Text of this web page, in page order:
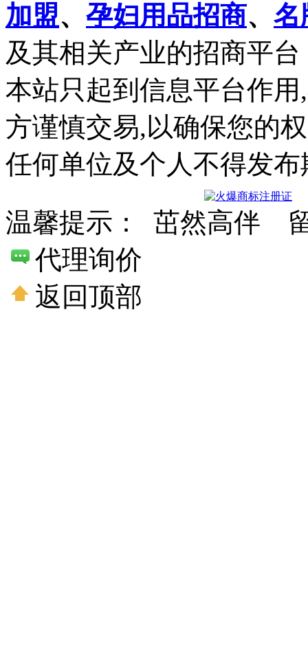
加盟、 孕妇用品招商、 名
及其相关产业的招商平台
本站只起到信息平台作
方谨慎交易,以确保您的
任何单位及个人不得发
温馨提示： 茁然高伴
代理询价
返回顶部